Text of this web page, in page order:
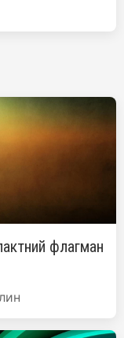
флагман